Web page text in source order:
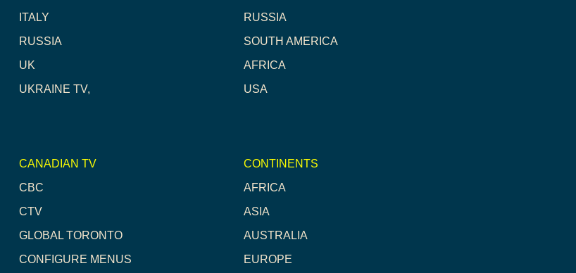
ITALY
RUSSIA
UK
UKRAINE TV,
RUSSIA
SOUTH AMERICA
AFRICA
USA
CANADIAN TV
CBC
CTV
GLOBAL TORONTO
CONFIGURE MENUS
CONTINENTS
AFRICA
ASIA
AUSTRALIA
EUROPE